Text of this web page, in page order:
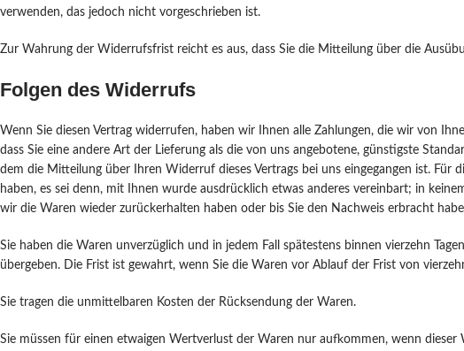
verwenden, das jedoch nicht vorgeschrieben ist.
Zur Wahrung der Widerrufsfrist reicht es aus, dass Sie die Mitteilung über die
Folgen des Widerrufs
Wenn Sie diesen Vertrag widerrufen, haben wir Ihnen alle Zahlungen, die wir von
dass Sie eine andere Art der Lieferung als die von uns angebotene, günstigste
dem die Mitteilung über Ihren Widerruf dieses Vertrags bei uns eingegangen ist. Für
haben, es sei denn, mit Ihnen wurde ausdrücklich etwas anderes vereinbart; in
wir die Waren wieder zurückerhalten haben oder bis Sie den Nachweis erbracht
Sie haben die Waren unverzüglich und in jedem Fall spätestens binnen vierzehn
übergeben. Die Frist ist gewahrt, wenn Sie die Waren vor Ablauf der Frist von
Sie tragen die unmittelbaren Kosten der Rücksendung der Waren.
Sie müssen für einen etwaigen Wertverlust der Waren nur aufkommen, wenn